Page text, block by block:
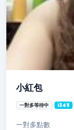
小紅包
一對多等待中 i349
一對多點數